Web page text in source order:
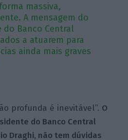
massiva,
A mensagem do
Banco Central
a atuarem para
ainda mais graves
profunda é inevitável”. O
do Banco Central
Draghi, não tem dúvidas